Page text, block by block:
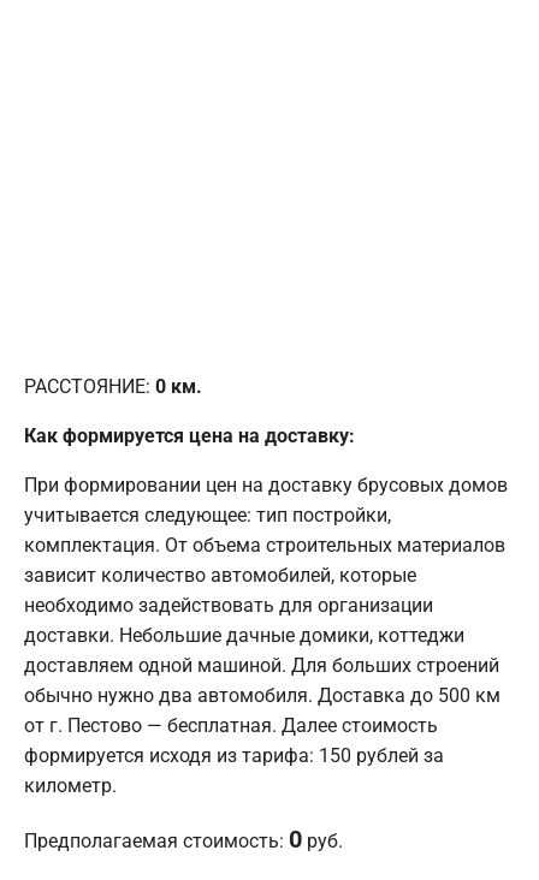
РАССТОЯНИЕ: 0 км.
Как формируется цена на доставку:
При формировании цен на доставку брусовых домов
учитывается следующее: тип постройки,
комплектация. От объема строительных материалов
зависит количество автомобилей, которые
необходимо задействовать для организации
доставки. Небольшие дачные домики, коттеджи
доставляем одной машиной. Для больших строений
обычно нужно два автомобиля. Доставка до 500 км
от г. Пестово — бесплатная. Далее стоимость
формируется исходя из тарифа: 150 рублей за
километр.
Предполагаемая стоимость: 0 руб.